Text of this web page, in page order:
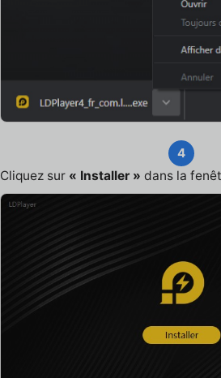
4
Cliquez sur « Installer » dans la